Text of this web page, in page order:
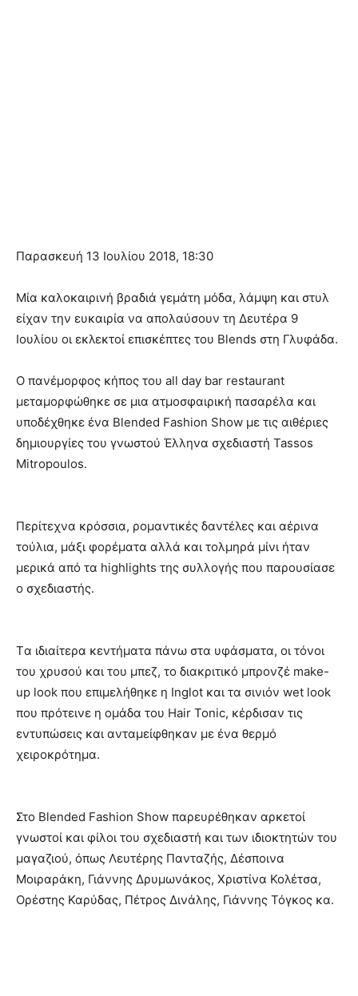
Παρασκευή 13 Ιουλίου 2018, 18:30
Μία καλοκαιρινή βραδιά γεμάτη μόδα, λάμψη και στυλ
είχαν την ευκαιρία να απολαύσουν τη Δευτέρα 9
Ιουλίου οι εκλεκτοί επισκέπτες του Blends στη Γλυφάδα.
Ο πανέμορφος κήπος του all day bar restaurant
μεταμορφώθηκε σε μια ατμοσφαιρική πασαρέλα και
υποδέχθηκε ένα Blended Fashion Show με τις αιθέριες
δημιουργίες του γνωστού Έλληνα σχεδιαστή Tassos
Mitropoulos.
Περίτεχνα κρόσσια, ρομαντικές δαντέλες και αέρινα
τούλια, μάξι φορέματα αλλά και τολμηρά μίνι ήταν
μερικά από τα highlights της συλλογής που παρουσίασε
ο σχεδιαστής.
Tα ιδιαίτερα κεντήματα πάνω στα υφάσματα, οι τόνοι
του χρυσού και του μπεζ, το διακριτικό μπρονζέ make-
up look που επιμελήθηκε η Inglot και τα σινιόν wet look
που πρότεινε η ομάδα του Hair Tonic, κέρδισαν τις
εντυπώσεις και ανταμείφθηκαν με ένα θερμό
χειροκρότημα.
Στο Blended Fashion Show παρευρέθηκαν αρκετοί
γνωστοί και φίλοι του σχεδιαστή και των ιδιοκτητών του
μαγαζιού, όπως Λευτέρης Πανταζής, Δέσποινα
Μοιραράκη, Γιάννης Δρυμωνάκος, Χριστίνα Κολέτσα,
Ορέστης Καρύδας, Πέτρος Δινάλης, Γιάννης Τόγκος κα.